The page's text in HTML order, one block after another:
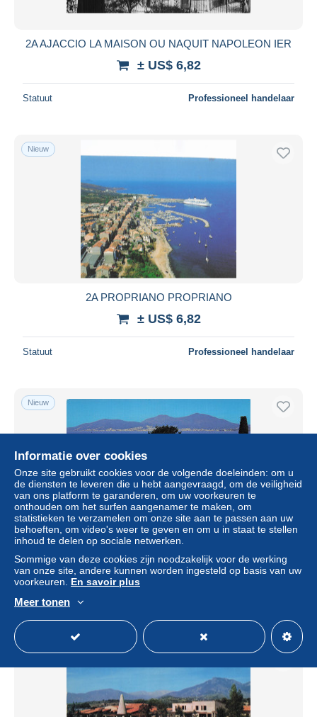
2A AJACCIO LA MAISON OU NAQUIT NAPOLEON IER
± US$ 6,82
Statuut Professioneel handelaar
Nieuw
2A PROPRIANO PROPRIANO
± US$ 6,82
Statuut Professioneel handelaar
Nieuw
± US$ 6,82
Statuut
Nieuw
Informatie over cookies
Onze site gebruikt cookies voor de volgende doeleinden: om u
de diensten te leveren die u hebt aangevraagd, om de veiligheid
van ons platform te garanderen, om uw voorkeuren te
onthouden om het surfen aangenamer te maken, om
statistieken te verzamelen om onze site aan te passen aan uw
behoeften, om video's weer te geven en om u in staat te stellen
inhoud te delen op sociale netwerken.
Sommige van deze cookies zijn noodzakelijk voor de werking
van onze site, andere kunnen worden ingesteld op basis van uw
voorkeuren. En savoir plus
Meer tonen